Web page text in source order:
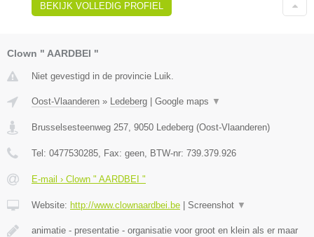
BEKIJK VOLLEDIG PROFIEL
Clown " AARDBEI "
Niet gevestigd in de provincie Luik.
Oost-Vlaanderen » Ledeberg Google maps ▼
Brusselsesteenweg 257, 9050 Ledeberg (Oost-Vlaanderen)
Tel: 0477530285, Fax: geen, BTW-nr: 739.379.926
E-mail › Clown " AARDBEI "
Website: http://www.clownaardbei.be Screenshot ▼
animatie - presentatie - organisatie voor groot en klein als er maar